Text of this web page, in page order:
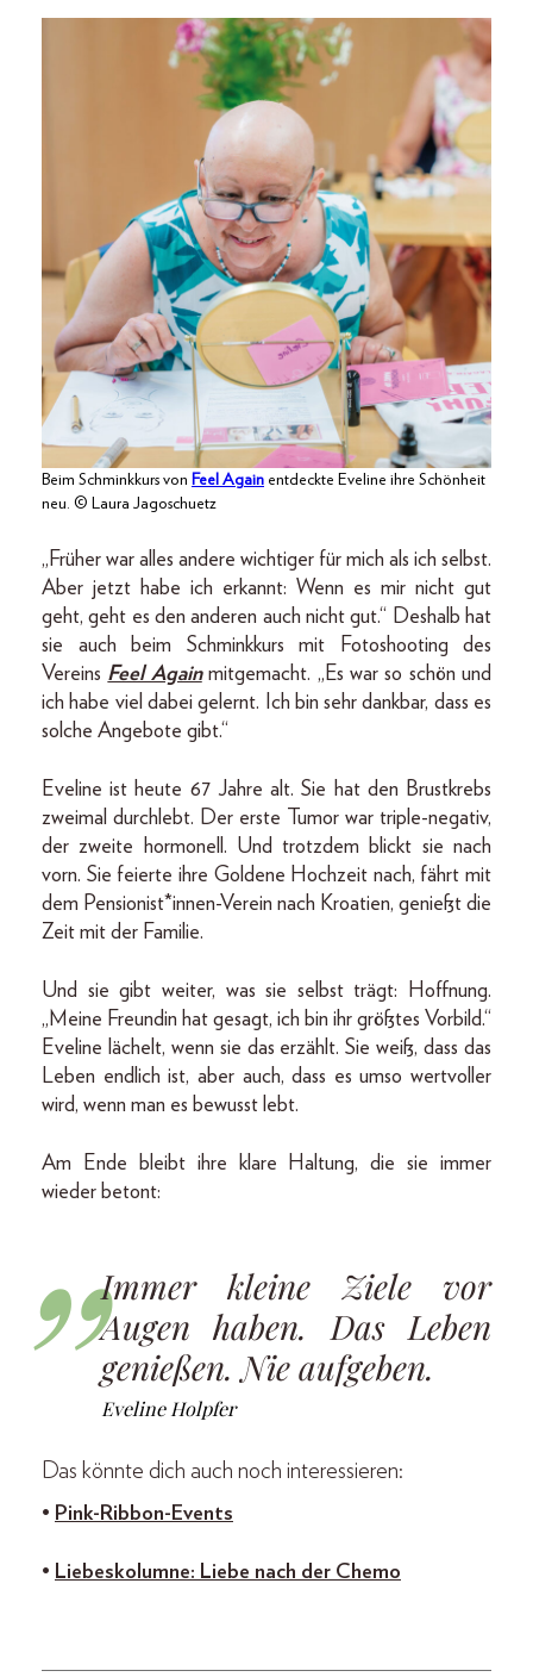
Beim Schminkkurs von Feel Again entdeckte Eveline ihre Schönheit
neu. © Laura Jagoschuetz
„Früher war alles andere wichtiger für mich als ich selbst.
Aber jetzt habe ich erkannt: Wenn es mir nicht gut
geht, geht es den anderen auch nicht gut.“ Deshalb hat
sie auch beim Schminkkurs mit Foto­shooting des
Vereins Feel Againmitgemacht. „Es war so schön und
ich habe viel dabei gelernt. Ich bin sehr dankbar, dass es
solche Angebote gibt.“
Eveline ist heute 67 Jahre alt. Sie hat den Brustkrebs
zweimal durchlebt. Der erste Tumor war triple-negativ,
der zweite hormonell. Und trotzdem blickt sie nach
vorn. Sie feierte ihre Goldene Hochzeit nach, fährt mit
dem Pensionist*innen-Verein nach Kroatien, genießt die
Zeit mit der Familie.
Und sie gibt weiter, was sie selbst trägt: Hoffnung.
„Meine Freundin hat gesagt, ich bin ihr größtes Vorbild.“
Eveline lächelt, wenn sie das erzählt. Sie weiß, dass das
Leben endlich ist, aber auch, dass es umso wertvoller
wird, wenn man es bewusst lebt.
Am Ende bleibt ihre klare Haltung, die sie immer
wieder betont:
Immer kleine Ziele vor
Augen haben. Das Leben
genießen. Nie aufgeben.
Eveline Holpfer
Das könnte dich auch noch interessieren:
• Pink-Ribbon-Events
• Liebeskolumne: Liebe nach der Chemo